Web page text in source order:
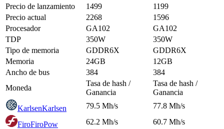
Precio de lanzamiento
1499
1199
Precio actual
2268
1596
Procesador
GA102
GA102
TDP
350W
350W
Tipo de memoria
GDDR6X
GDDR6X
Memoria
24GB
12GB
Ancho de bus
384
384
Moneda
Tasa de hash /
Ganancia
Tasa de hash /
Ganancia
KarlsenKarlsen 79.5 Mh/s 77.8 Mh/s
FiroFiroPow 62.2 Mh/s 60.7 Mh/s